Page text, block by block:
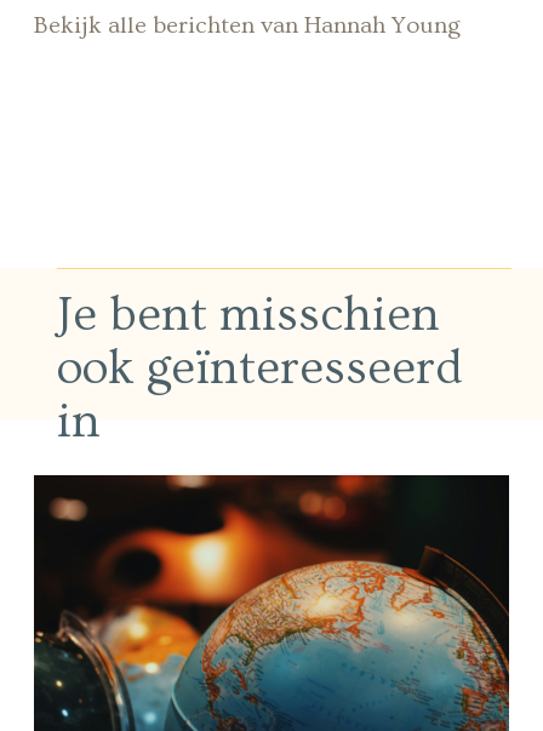
Bekijk alle berichten van Hannah Young
Je bent misschien
ook geïnteresseerd
in